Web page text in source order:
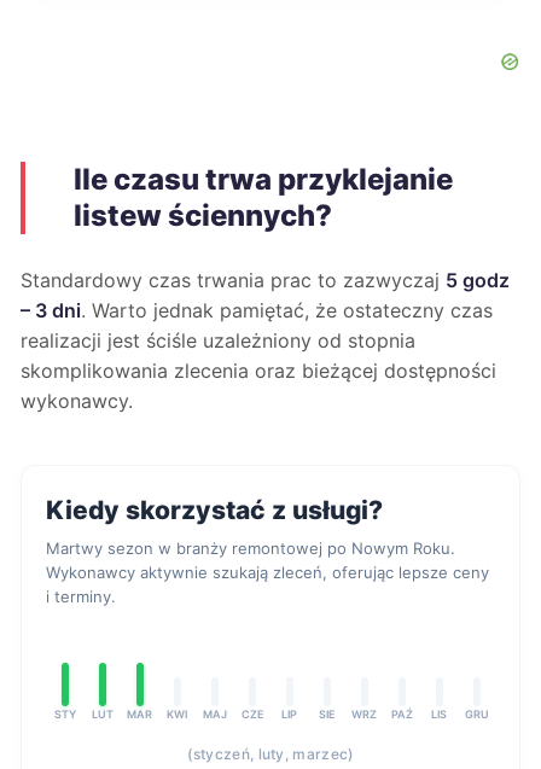
Ile czasu trwa przyklejanie
listew ściennych?
Standardowy czas trwania prac to zazwyczaj 5 godz
– 3 dni. Warto jednak pamiętać, że ostateczny czas
realizacji jest ściśle uzależniony od stopnia
skomplikowania zlecenia oraz bieżącej dostępności
wykonawcy.
Kiedy skorzystać z usługi?
Martwy sezon w branży remontowej po Nowym Roku.
Wykonawcy aktywnie szukają zleceń, oferując lepsze ceny
i terminy.
STY LUT MAR KWI MAJ CZE LIP SIE WRZ PAŹ LIS GRU
(styczeń, luty, marzec)